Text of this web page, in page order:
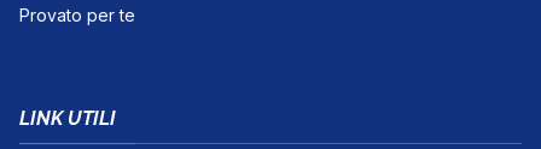
Provato per te
LINK UTILI